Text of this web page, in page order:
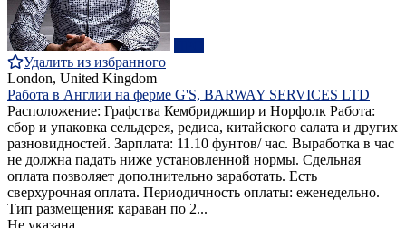
Удалить из избранного
London, United Kingdom
Работа в Англии на ферме G'S, BARWAY SERVICES LTD
Расположение: Графства Кембриджшир и Норфолк Работа:
сбор и упаковка сельдерея, редиса, китайского салата и других
разновидностей. Зарплата: 11.10 фунтов/ час. Выработка в час
не должна падать ниже установленной нормы. Сдельная
оплата позволяет дополнительно заработать. Есть
сверхурочная оплата. Периодичность оплаты: еженедельно.
Тип размещения: караван по 2...